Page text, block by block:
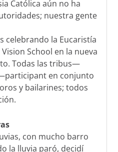
Católica aún no ha
nuestra gente
celebrando la Eucaristía
School en la nueva
Todas las tribus—
en conjunto
y bailarines; todos
con mucho barro
la lluvia paró, decidí